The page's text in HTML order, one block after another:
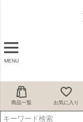
MENU
商品一覧 お気に入り